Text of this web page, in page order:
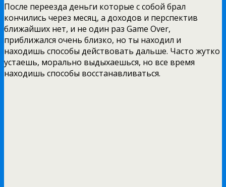
После переезда деньги которые с собой брал
кончились через месяц, а доходов и перспектив
ближайших нет, и не один раз Game Over,
приближался очень близко, но ты находил и
находишь способы действовать дальше. Часто жутко
устаешь, морально выдыхаешься, но все время
находишь способы восстанавливаться.